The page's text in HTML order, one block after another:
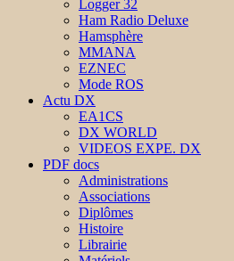
Logger 32
Ham Radio Deluxe
Hamsphère
MMANA
EZNEC
Mode ROS
Actu DX
EA1CS
DX WORLD
VIDEOS EXPE. DX
PDF docs
Administrations
Associations
Diplômes
Histoire
Librairie